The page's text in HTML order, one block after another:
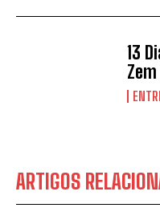
13
Zem
ARTIGOS